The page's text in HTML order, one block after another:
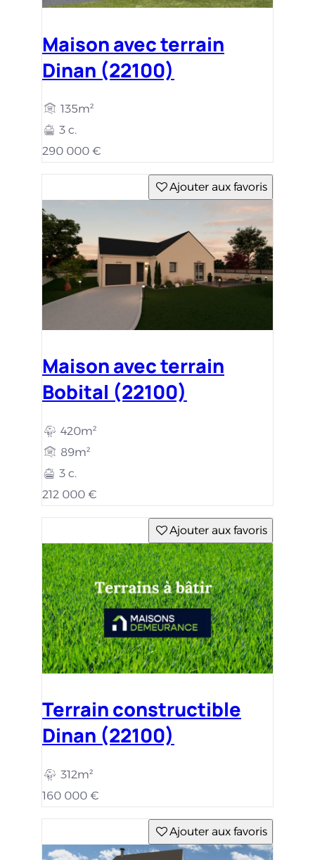
Maison avec terrain
Dinan (22100)
135m²
3 c.
290 000 €
Ajouter aux favoris
Maison avec terrain
Bobital (22100)
420m²
89m²
3 c.
212 000 €
Ajouter aux favoris
Terrain constructible
Dinan (22100)
312m²
160 000 €
Ajouter aux favoris